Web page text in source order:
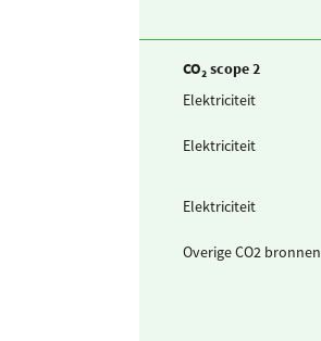
CO₂ scope 2
Elektriciteit
Elektriciteit
Elektriciteit
Overige CO2 bronnen